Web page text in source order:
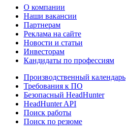
О компании
Наши вакансии
Партнерам
Реклама на сайте
Новости и статьи
Инвесторам
Кандидаты по профессиям
Производственный календарь
Требования к ПО
Безопасный HeadHunter
HeadHunter API
Поиск работы
Поиск по резюме